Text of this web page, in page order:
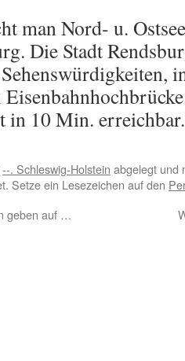
man Nord- u.
Die Stadt
in 10 Min. erreichbar.
--. Schleswig-Holstein abgelegt und
Setze ein Lesezeichen auf den
geben auf …